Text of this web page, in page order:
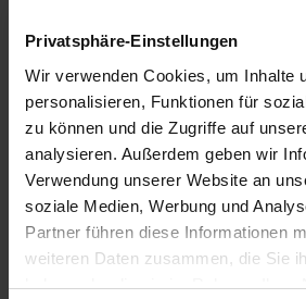
Privatsphäre-Einstellungen
Wir verwenden Cookies, um Inhalte
personalisieren, Funktionen für
zu können und die Zugriffe auf
analysieren. Außerdem geben wir
Verwendung unserer Website an
soziale Medien, Werbung und
Partner führen diese Informationen
weiteren Daten zusammen, die Sie
haben oder die sie im Rahmen Ihrer
Wir haben keine
zufrieden mit Frau Vogel / VLH
sie weiterhin weiterempfehlen.